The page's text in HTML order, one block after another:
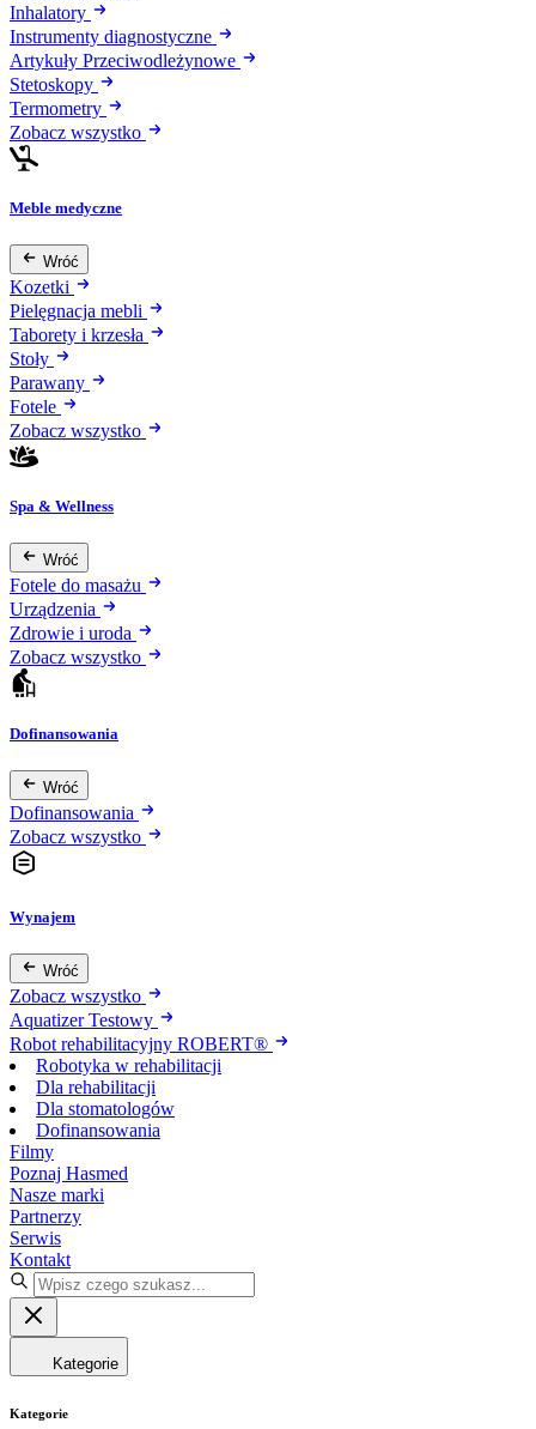
Inhalatory
Instrumenty diagnostyczne
Artykuły Przeciwodleżynowe
Stetoskopy
Termometry
Zobacz wszystko
Meble medyczne
Wróć
Kozetki
Pielęgnacja mebli
Taborety i krzesła
Stoły
Parawany
Fotele
Zobacz wszystko
Spa & Wellness
Wróć
Fotele do masażu
Urządzenia
Zdrowie i uroda
Zobacz wszystko
Dofinansowania
Wróć
Dofinansowania
Zobacz wszystko
Wynajem
Wróć
Zobacz wszystko
Aquatizer Testowy
Robot rehabilitacyjny ROBERT®
Robotyka w rehabilitacji
Dla rehabilitacji
Dla stomatologów
Dofinansowania
Filmy
Poznaj Hasmed
Nasze marki
Partnerzy
Serwis
Kontakt
Kategorie
Kategorie